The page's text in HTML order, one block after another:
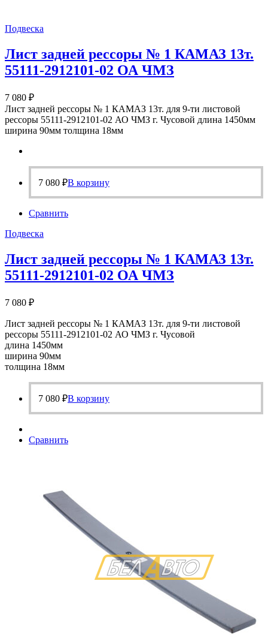
Подвеска
Лист задней рессоры № 1 КАМАЗ 13т.
55111-2912101-02 ОА ЧМЗ
7 080 ₽
Лист задней рессоры № 1 КАМАЗ 13т. для 9-ти листовой
рессоры 55111-2912101-02 АО ЧМЗ г. Чусовой длина 1450мм
ширина 90мм толщина 18мм
7 080 ₽В корзину
Сравнить
Подвеска
Лист задней рессоры № 1 КАМАЗ 13т.
55111-2912101-02 ОА ЧМЗ
7 080 ₽
Лист задней рессоры № 1 КАМАЗ 13т. для 9-ти листовой
рессоры 55111-2912101-02 АО ЧМЗ г. Чусовой
длина 1450мм
ширина 90мм
толщина 18мм
7 080 ₽В корзину
Сравнить